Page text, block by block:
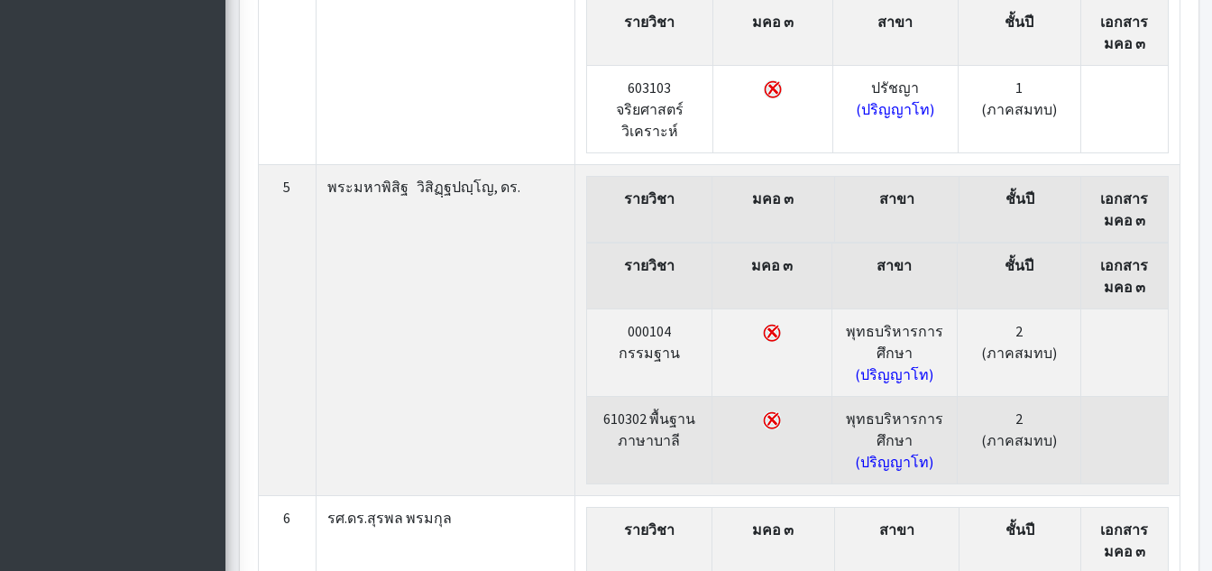
รายวิชา มคอ ๓ สาขา ชั้นปี
เอกสาร
มคอ ๓
603103
จริยศาสตร์
วิเคราะห์
ปรัชญา
(ปริญญาโท)
1
(ภาคสมทบ)
5 พระมหาพิสิฐ วิสิฏฺฐปญฺโญ, ดร.
รายวิชา มคอ ๓ สาขา ชั้นปี
เอกสาร
มคอ ๓
รายวิชา มคอ ๓ สาขา ชั้นปี
เอกสาร
มคอ ๓
000104
กรรมฐาน
พุทธบริหารการ
ศึกษา
(ปริญญาโท)
2
(ภาคสมทบ)
610302 พื้นฐาน
ภาษาบาลี
พุทธบริหารการ
ศึกษา
(ปริญญาโท)
2
(ภาคสมทบ)
6 รศ.ดร.สุรพล พรมกุล
รายวิชา มคอ ๓ สาขา ชั้นปี
เอกสาร
มคอ ๓